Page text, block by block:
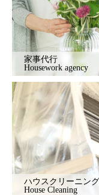
家事代行
Housework agency
ハウスクリーニング
House Cleaning